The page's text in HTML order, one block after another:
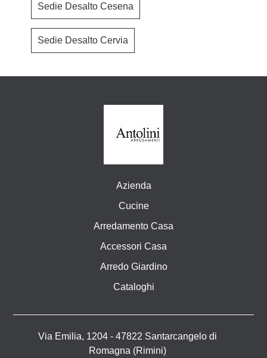
Sedie Desalto Cesena
Sedie Desalto Cervia
Azienda
Cucine
Arredamento Casa
Accessori Casa
Arredo Giardino
Cataloghi
Via Emilia, 1204 - 47822 Santarcangelo di
Romagna (Rimini)